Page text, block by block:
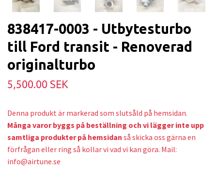
838417-0003 - Utbytesturbo
till Ford transit - Renoverad
originalturbo
5,500.00 SEK
Denna produkt är markerad som slutsåld på hemsidan.
Många varor byggs på beställning och vi lägger inte upp
samtliga produkter på hemsidan så skicka oss gärna en
förfrågan eller ring så kollar vi vad vi kan göra. Mail:
info@airtune.se